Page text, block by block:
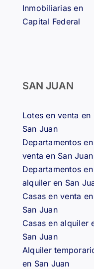
Inmobiliarias en
Capital Federal
SAN JUAN
Lotes en venta en
San Juan
Departamentos en
venta en San Juan
Departamentos en
alquiler en San
Casas en venta en
San Juan
Casas en alquiler
San Juan
Alquiler
en San Juan